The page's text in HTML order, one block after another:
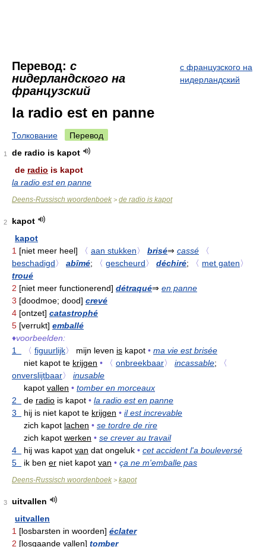
Перевод: с
нидерландского на
французский
с французского на
нидерландский
la radio est en panne
Толкование Перевод
1
de radio is kapot
de radio is kapot
la radio est en panne
Deens-Russisch woordenboek > de radio is kapot
2
kapot
kapot
1 [niet meer heel] 〈 aan stukken〉 brisé⇒ cassé
〈
beschadigd〉 abîmé; 〈 gescheurd〉 déchiré; 〈 met gaten〉
troué
2 [niet meer functionerend] détraqué⇒ en panne
3 [doodmoe; dood] crevé
4 [ontzet] catastrophé
5 [verrukt] emballé
♦voorbeelden:
1
〈 figuurlijk〉 mijn leven is kapot • ma vie est brisée
niet kapot te krijgen • 〈 onbreekbaar〉 incassable;
〈
onverslijtbaar〉
inusable
kapot vallen • tomber en morceaux
2
de radio is kapot • la radio est en panne
3
hij is niet kapot te krijgen • il est increvable
zich kapot lachen • se tordre de rire
zich kapot werken • se crever au travail
4
hij was kapot van dat ongeluk • cet accident l'a bouleversé
5
ik ben er niet kapot van • ça ne m'emballe pas
Deens-Russisch woordenboek > kapot
3
uitvallen
uitvallen
1 [losbarsten in woorden] éclater
2 [losgaande vallen] tomber